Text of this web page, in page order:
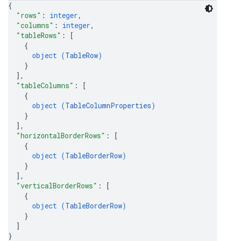
{
"rows" : integer,
"columns" : integer,
"tableRows" :
[
{
object (TableRow)
}
] ,
"tableColumns" :
[
{
object (TableColumnProperties)
}
] ,
"horizontalBorderRows" :
[
{
object (TableBorderRow)
}
] ,
"verticalBorderRows" :
[
{
object (TableBorderRow)
}
]
}